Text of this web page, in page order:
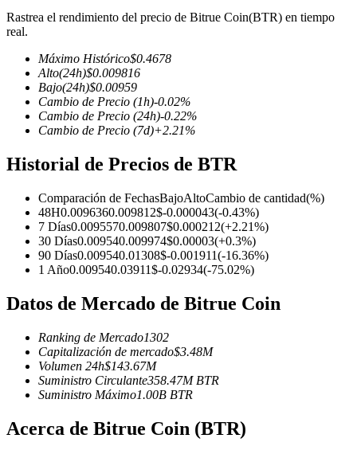
Futuros de criptomonedas
TradFi
Derivados de acciones, divisas, metales preciosos y materias
primas
Futuros que utilizan USDC como garantía
Rastrea el rendimiento del precio de Bitrue Coin(BTR) en tiempo
real.
Máximo Histórico$0.4678
Alto(24h)$0.009816
Bajo(24h)$0.00959
Cambio de Precio (1h)-0.02%
Cambio de Precio (24h)-0.22%
Cambio de Precio (7d)+2.21%
Historial de Precios de BTR
Comparación de FechasBajoAltoCambio de cantidad(%)
48H0.0096360.009812$-0.000043(-0.43%)
7 Días0.0095570.009807$0.000212(+2.21%)
30 Días0.009540.009974$0.00003(+0.3%)
90 Días0.009540.01308$-0.001911(-16.36%)
1 Año0.009540.03911$-0.02934(-75.02%)
Datos de Mercado de Bitrue Coin
Ranking de Mercado1302
Capitalización de mercado$3.48M
Volumen 24h$143.67M
Suministro Circulante358.47M BTR
Suministro Máximo1.00B BTR
Acerca de Bitrue Coin (BTR)